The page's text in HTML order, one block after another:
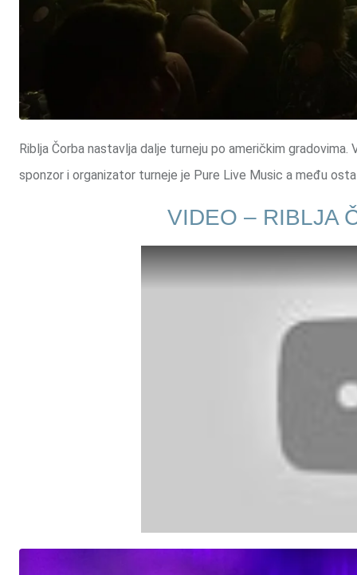
Riblja Čorba nastavlja dalje turneju po američkim
sponzor i organizator turneje je Pure Live Music a među
VIDEO – RIBLJA